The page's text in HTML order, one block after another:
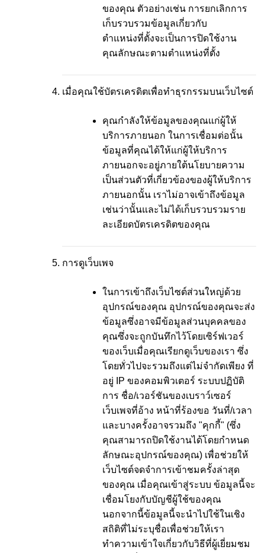
ของคุณ ตัวอย่างเช่น การยกเลิกการ
เก็บรวบรวมข้อมูลเกี่ยวกับ
ตำแหน่งที่ตั้งจะเป็นการปิดใช้งาน
คุณลักษณะตามตำแหน่งที่ตั้ง
เมื่อคุณใช้บัตรเครดิตเพื่อทำธุรกรรมบนเว็บไซต์
คุณกำลังให้ข้อมูลของคุณแก่ผู้ให้
บริการภายนอก ในการเชื่อมต่อนั้น
ข้อมูลที่คุณได้ให้แก่ผู้ให้บริการ
ภายนอกจะอยู่ภายใต้นโยบายความ
เป็นส่วนตัวที่เกี่ยวข้องของผู้ให้บริการ
ภายนอกนั้น เราไม่อาจเข้าถึงข้อมูล
เช่นว่านั้นและไม่ได้เก็บรวบรวมราย
ละเอียดบัตรเครดิตของคุณ
การดูเว็บเพจ
ในการเข้าถึงเว็บไซต์ส่วนใหญ่ด้วย
อุปกรณ์ของคุณ อุปกรณ์ของคุณจะส่ง
ข้อมูลซึ่งอาจมีข้อมูลส่วนบุคคลของ
คุณซึ่งจะถูกบันทึกไว้โดยเซิร์ฟเวอร์
ของเว็บเมื่อคุณเรียกดูเว็บของเรา ซึ่ง
โดยทั่วไปจะรวมถึงแต่ไม่จำกัดเพียง ที่
อยู่ IP ของคอมพิวเตอร์ ระบบปฏิบัติ
การ ชื่อ/เวอร์ชันของเบราว์เซอร์
เว็บเพจที่อ้าง หน้าที่ร้องขอ วันที่/เวลา
และบางครั้งอาจรวมถึง "คุกกี้" (ซึ่ง
คุณสามารถปิดใช้งานได้โดยกำหนด
ลักษณะอุปกรณ์ของคุณ) เพื่อช่วยให้
เว็บไซต์จดจำการเข้าชมครั้งล่าสุด
ของคุณ เมื่อคุณเข้าสู่ระบบ ข้อมูลนี้จะ
เชื่อมโยงกับบัญชีผู้ใช้ของคุณ
นอกจากนี้ข้อมูลนี้จะนำไปใช้ในเชิง
สถิติที่ไม่ระบุชื่อเพื่อช่วยให้เรา
ทำความเข้าใจเกี่ยวกับวิธีที่ผู้เยี่ยมชม